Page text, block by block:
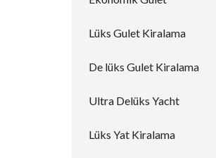
Lüks Gulet Kiralama
De lüks Gulet Kiralama
Ultra Delüks Yacht
Lüks Yat Kiralama